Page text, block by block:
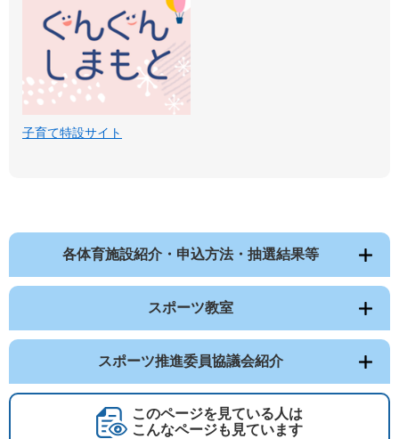
子育て特設サイト
各体育施設紹介・申込方法・抽選結果等
スポーツ教室
スポーツ推進委員協議会紹介
このページを見ている人は
こんなページも見ています